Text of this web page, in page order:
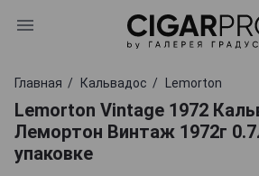
Главная Кальвадос Lemorton
Lemorton Vintage 1972
Лемортон Винтаж 1972г
упаковке